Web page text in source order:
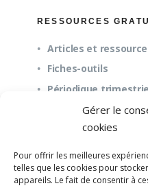
Gérer le
cookies
Pour offrir les meilleures
telles que les cookies pour
appareils. Le fait de consentir à
RESSOURCES
Articles et
Fiches-outils
Périodique
À propos
Questions